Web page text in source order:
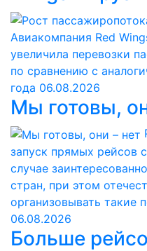
Авиакомпания Red
увеличила перевозки
по сравнению с
года 06.08.2026
Мы готовы,
запуск прямых рейсов
случае
стран, при этом
организовывать такие
06.08.2026
Больше